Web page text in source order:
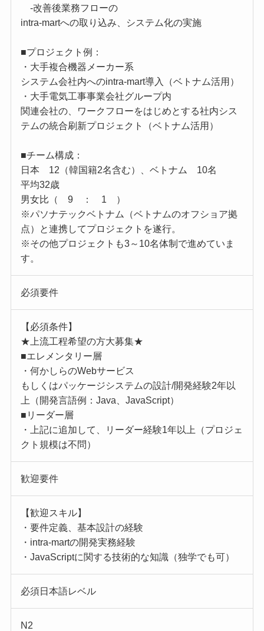
-改善後業務フローの
intra-martへの取り込み、システム化の実施
■プロジェクト例：
・大手複合機器メーカー系
システム会社内へのintra-mart導入（ベトナム活用）
・大手電気工事事業会社グループ内
関連会社の、ワークフローをはじめとする社内シス
テムの統合刷新プロジェクト（ベトナム活用）
■チーム構成：
日本 12（韓国籍2名含む）、ベトナム 10名
平均32歳
男女比（ 9 ： 1 ）
※パソナテックベトナム（ベトナムのオフショア拠
点）と連携してプロジェクトを遂行。
※その他プロジェクトも3～10名体制で進めていま
す。
必須要件
【必須条件】
★上流工程希望の方大募集★
■エレメンタリー層
・何かしらのWebサービス
もしくはパッケージシステムの設計/開発経験2年以
上（開発言語例：Java、JavaScript）
■リーダー層
・上記に追加して、リーダー経験1年以上（プロジェ
クト規模は不問）
歓迎要件
【歓迎スキル】
・要件定義、基本設計の経験
・intra-martの開発実務経験
・JavaScriptに関する技術的な知識（独学でも可）
必須日本語レベル
N2